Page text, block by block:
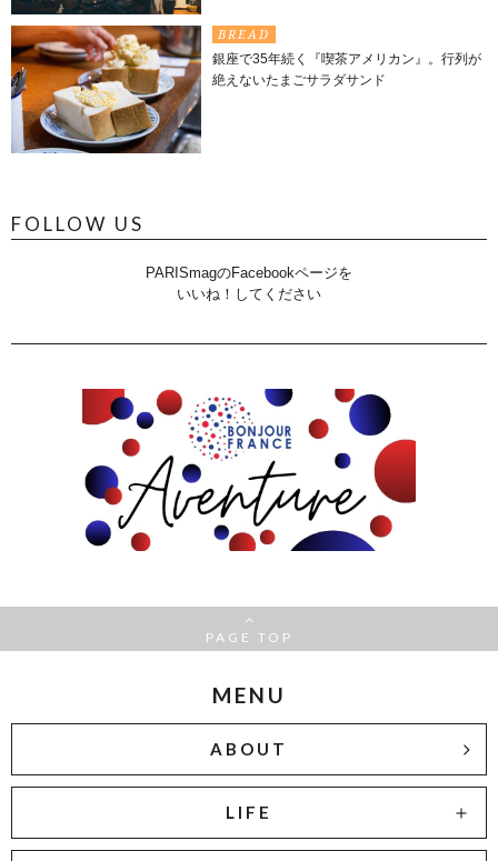
BREAD
銀座で35年続く『喫茶アメリカン』。行列が
絶えないたまごサラダサンド
FOLLOW US
PARISmagのFacebookページを
いいね！してください
PAGE TOP
MENU
ABOUT
LIFE